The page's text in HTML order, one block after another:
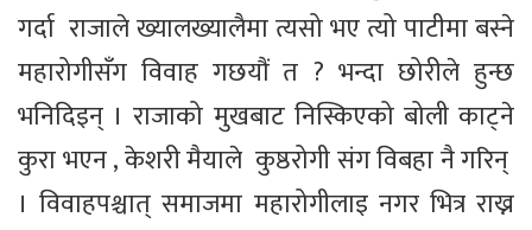
गर्दा राजाले ख्यालख्यालैमा त्यसो भए त्यो पाटीमा बस्ने
महारोगीसँग विवाह गछयौं त ? भन्दा छोरीले हुन्छ
भनिदिइन् । राजाको मुखबाट निस्किएको बोली काट्ने
कुरा भएन , केशरी मैयाले कुष्ठरोगी संग विबहा नै गरिन्
। विवाहपश्चात् समाजमा महारोगीलाइ नगर भित्र राख्न